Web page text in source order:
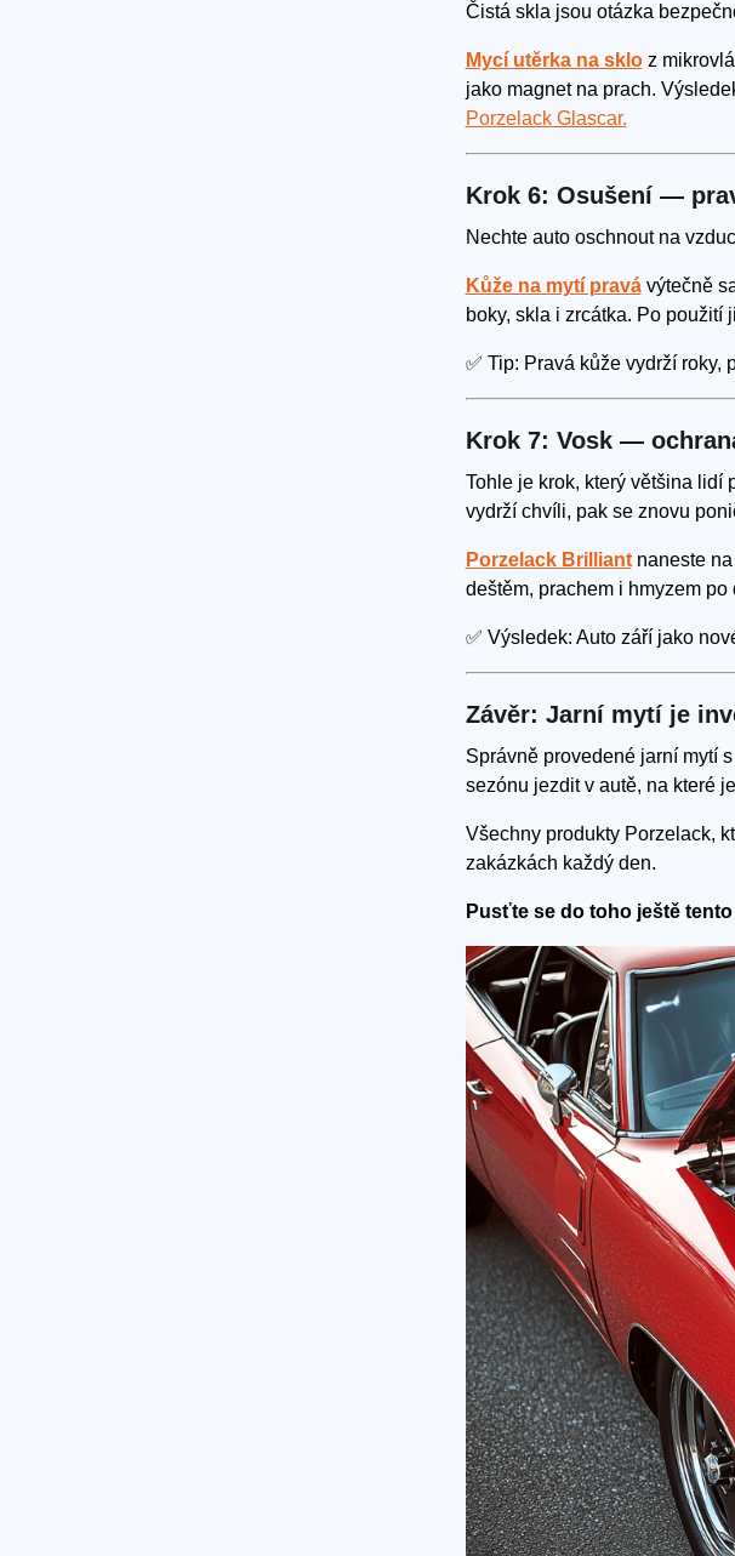
Čistá skla jsou otázka
Mycí utěrka na skloz
jako magnet na prach.
Porzelack Glascar.
Krok 6: Osušení —
Nechte auto oschnout na
Kůže na mytí pravávýtečně
boky, skla i zrcátka. Po použití
✅ Tip: Pravá kůže vydrží roky,
Krok 7: Vosk —
Tohle je krok, který většina lidí
vydrží chvíli, pak se znovu
Porzelack Brilliantnaneste na
deštěm, prachem i hmyzem
✅ Výsledek: Auto září jako
Závěr: Jarní mytí je
Správně provedené jarní mytí
sezónu jezdit v autě, na které
Všechny produkty Porzelack,
zakázkách každý den.
Pusťte se do toho ještě